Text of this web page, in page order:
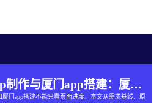
厦门app制作与厦门app搭建：厦门App开发的六个交付关口
厦门app搭建不能只看页面进度。本文从需求基线、原